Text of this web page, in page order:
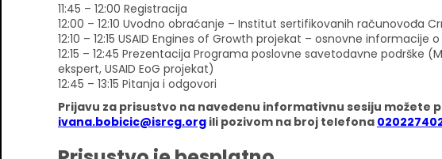
11:45 – 12:00 Registracija
12:00 – 12:10 Uvodno obraćanje – Institut sertifikovanih računovođa
12:10 – 12:15 USAID Engines of Growth projekat – osnovne informacije
12:15 – 12:45 Prezentacija Programa poslovne savetodavne podrške
ekspert, USAID EoG projekat)
12:45 – 13:15 Pitanja i odgovori
Prijavu za prisustvo na navedenu informativnu sesiju možete
ivana.bobicic@isrcg.org ili pozivom na broj telefona